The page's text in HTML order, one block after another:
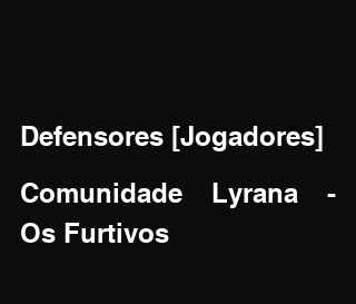
Defensores [Jogadores]
Comunidade Lyrana -
Os Furtivos